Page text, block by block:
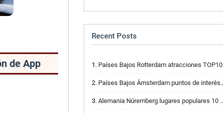
de App
Recent Posts
Países Bajos Rotterdam atracciones TOP10
Países Bajos Ámsterdam puntos de interés TOP10
Alemania Núremberg lugares populares 10 recomendados